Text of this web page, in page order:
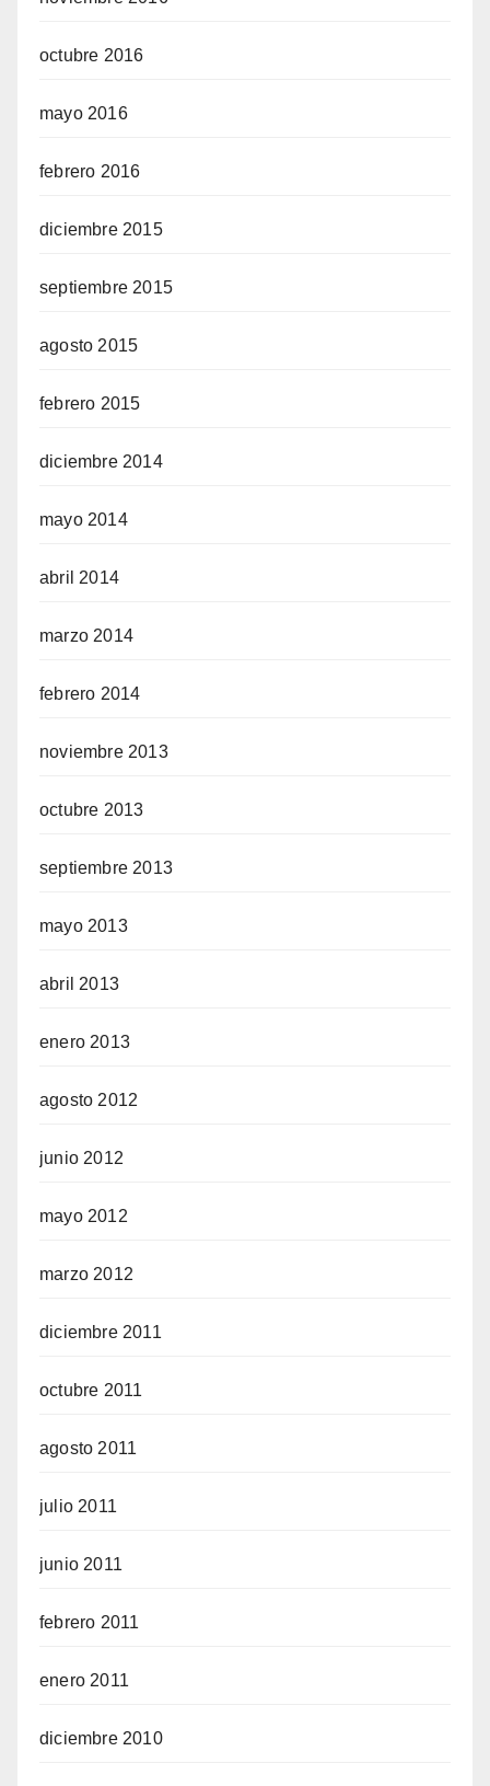
octubre 2016
mayo 2016
febrero 2016
diciembre 2015
septiembre 2015
agosto 2015
febrero 2015
diciembre 2014
mayo 2014
abril 2014
marzo 2014
febrero 2014
noviembre 2013
octubre 2013
septiembre 2013
mayo 2013
abril 2013
enero 2013
agosto 2012
junio 2012
mayo 2012
marzo 2012
diciembre 2011
octubre 2011
agosto 2011
julio 2011
junio 2011
febrero 2011
enero 2011
diciembre 2010